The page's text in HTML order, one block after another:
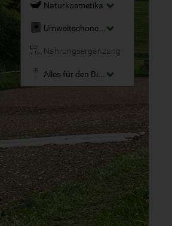
Naturkosmetika
Umweltschonende Reinigungsmittel
Nahrungsergänzung
Alles für den Bio-Garten